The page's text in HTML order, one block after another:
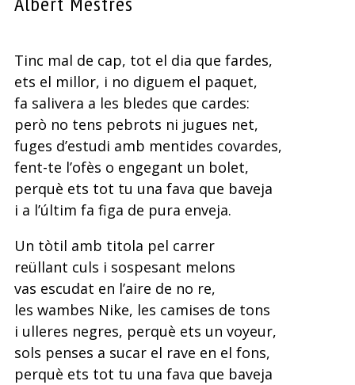
Tinc mal de cap, tot el dia que fardes,
ets el millor, i no diguem el paquet,
fa salivera a les bledes que cardes:
però no tens pebrots ni jugues net,
fuges d’estudi amb mentides covardes,
fent-te l’ofès o engegant un bolet,
perquè ets tot tu una fava que baveja
i a l’últim fa figa de pura enveja.
Un tòtil amb titola pel carrer
reüllant culs i sospesant melons
vas escudat en l’aire de no re,
les wambes Nike, les camises de tons
i ulleres negres, perquè ets un voyeur,
sols penses a sucar el rave en el fons,
perquè ets tot tu una fava que baveja